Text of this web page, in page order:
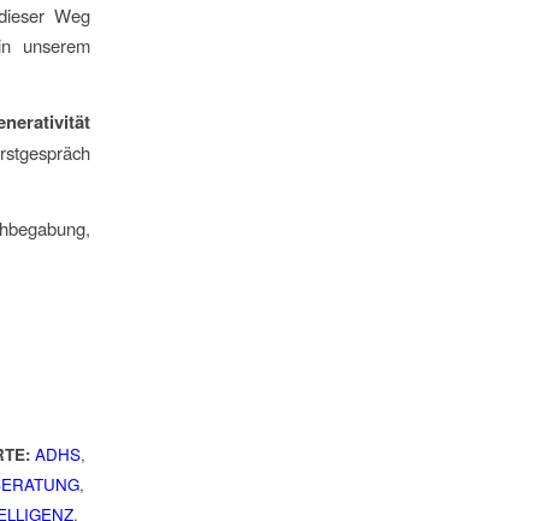
Weg
unserem
ADHS,
,
,